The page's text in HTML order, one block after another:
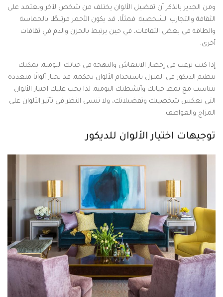
ومن الجدير بالذكر أن تفضيل الألوان يختلف من شخص لآخر ويعتمد على
الثقافة والتجارب الشخصية. فمثلًا، قد يكون الأحمر مرتبطًا بالحماسة
والطاقة في بعض الثقافات، في حين يرتبط بالحزن والدم في ثقافات
أخرى.
إذا كنت ترغب في إحضار الانتعاش والبهجة في حياتك اليومية، يمكنك
تنظيم الديكور في المنزل باستخدام الألوان بحكمة. قد تختار ألوانًا متعددة
تتناسب مع نمط حياتك وأنشطتك اليومية. لذا يجب عليك اختيار الألوان
التي تعكس شخصيتك وتفضيلاتك، ولا تنسى النظر في تأثير الألوان على
المزاج والعواطف.
توجيهات اختيار الألوان للديكور